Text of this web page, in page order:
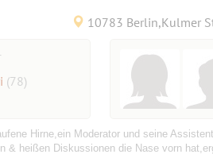
10783 Berlin,Kulmer
(78)
Hirne,ein Moderator und seine
& heißen Diskussionen die Nase vorn